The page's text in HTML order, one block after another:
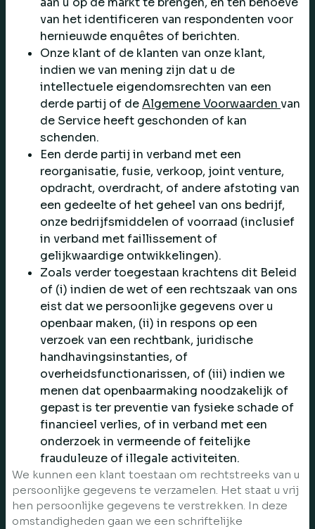
van het identificeren van respondenten voor
hernieuwde enquêtes of berichten.
Onze klant of de klanten van onze klant,
indien we van mening zijn dat u de
intellectuele eigendomsrechten van een
derde partij of deAlgemene Voorwaarden van
de Service heeft geschonden of kan
schenden.
Een derde partij in verband met een
reorganisatie, fusie, verkoop, joint venture,
opdracht, overdracht, of andere afstoting van
een gedeelte of het geheel van ons bedrijf,
onze bedrijfsmiddelen of voorraad (inclusief
in verband met faillissement of
gelijkwaardige ontwikkelingen).
Zoals verder toegestaan krachtens dit Beleid
of (i) indien de wet of een rechtszaak van ons
eist dat we persoonlijke gegevens over u
openbaar maken, (ii) in respons op een
verzoek van een rechtbank, juridische
handhavingsinstanties, of
overheidsfunctionarissen, of (iii) indien we
menen dat openbaarmaking noodzakelijk of
gepast is ter preventie van fysieke schade of
financieel verlies, of in verband met een
onderzoek in vermeende of feitelijke
frauduleuze of illegale activiteiten.
We kunnen een klant toestaan om rechtstreeks van u
persoonlijke gegevens te verzamelen. Het staat u vrij
hen persoonlijke gegevens te verstrekken. In deze
omstandigheden gaan we een schriftelijke